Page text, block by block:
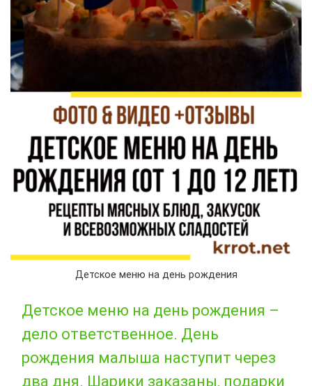
Детское меню на день рождения
Детское меню на день рождения –
дело ответственное. День
рождения малыша наступит через
два дня. Шарики заказаны, подарки